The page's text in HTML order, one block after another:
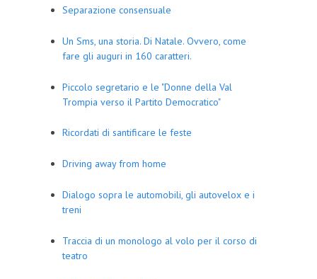
Separazione consensuale
Un Sms, una storia. Di Natale. Ovvero, come
fare gli auguri in 160 caratteri.
Piccolo segretario e le "Donne della Val
Trompia verso il Partito Democratico"
Ricordati di santificare le feste
Driving away from home
Dialogo sopra le automobili, gli autovelox e i
treni
Traccia di un monologo al volo per il corso di
teatro